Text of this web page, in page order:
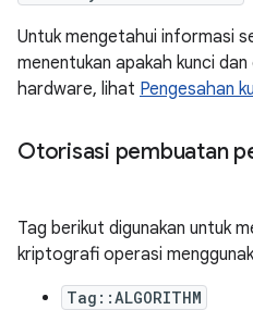
Untuk mengetahui informasi
menentukan apakah kunci
hardware, lihat Pengesahan
Otorisasi pembuatan
Tag berikut digunakan untuk
kriptografi operasi
Tag::ALGORITHM